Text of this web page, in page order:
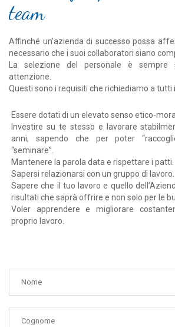
team
Affinché un’azienda di successo possa
necessario che i suoi collaboratori siano
La selezione del personale è sempre
attenzione.
Questi sono i requisiti che richiediamo a tutti
Essere dotati di un elevato senso etico-
Investire su te stesso e lavorare
anni, sapendo che per poter
“seminare”.
Mantenere la parola data e rispettare i patti.
Sapersi relazionarsi con un gruppo di lavoro.
Sapere che il tuo lavoro e quello
risultati che saprà offrire e non solo per le
Voler apprendere e migliorare
proprio lavoro.